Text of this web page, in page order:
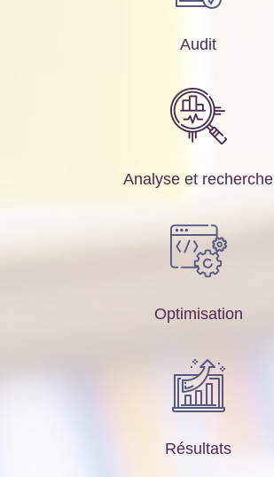
Audit
Analyse et recherche
Optimisation
Résultats